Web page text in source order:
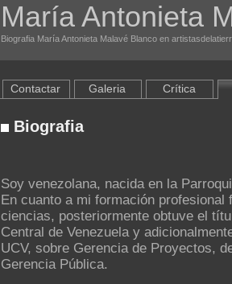
María Antonieta
Biografia María Antonieta Malavé Blanco en
Contactar Galeria Crítica
Biografia
Soy venezolana, nacida en la
En cuanto a mi formación
ciencias, posteriormente obtuve el
Central de Venezuela y
UCV, sobre Gerencia de Proyectos,
Gerencia Pública.